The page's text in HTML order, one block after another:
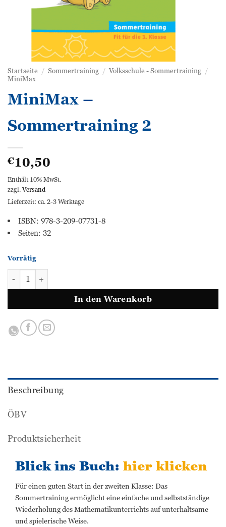
Startseite / Sommertraining / Volksschule - Sommertraining /
MiniMax
MiniMax –
Sommertraining 2
€10,50
Enthält 10% MwSt.
zzgl.Versand
Lieferzeit: ca. 2-3 Werktage
ISBN: 978-3-209-07731-8
Seiten: 32
Vorrätig
MiniMax - Sommertraining 2 Menge
In den Warenkorb
Beschreibung
ÖBV
Produktsicherheit
Blick ins Buch: hier klicken
Für einen guten Start in der zweiten Klasse: Das
Sommertraining ermöglicht eine einfache und selbstständige
Wiederholung des Mathematikunterrichts auf unterhaltsame
und spielerische Weise.